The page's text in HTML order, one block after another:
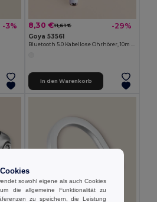
-3% 8,30 €11,61 € -29%
Goya 53561
Bluetooth 5.0 Kabellose Ohrhörer, 10m Reichweite ANDROS
In den Warenkorb
sowohl eigene als auch Cookies
die allgemeine Funktionalität zu
zu speichern, die Leistung